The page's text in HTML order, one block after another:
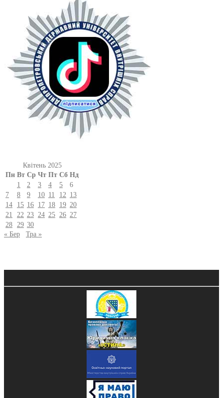
Квітень 2025
Пн Вт Ср Чт Пт Сб Нд
1
2 3 4 5
6
7
8 9 10 11 12 13
14
15 16 17 18 19 20
21
22 23 24 25 26 27
28 29 30
« Бер
Тра »